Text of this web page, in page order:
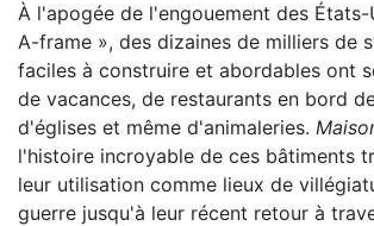
À l'apogée de l'engouement des États-
A-frame », des dizaines de milliers de
faciles à construire et abordables ont
de vacances, de restaurants en bord
d'églises et même d'animaleries.
l'histoire incroyable de ces bâtiments
leur utilisation comme lieux de
guerre jusqu'à leur récent retour à